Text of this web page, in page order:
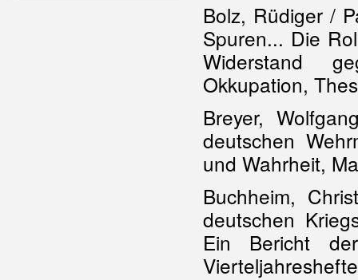
Bolz, Rüdiger /
Spuren... Die
Widerstand
Okkupation,
Breyer,
deutschen
und Wahrheit,
Buchheim,
deutschen
Ein Bericht